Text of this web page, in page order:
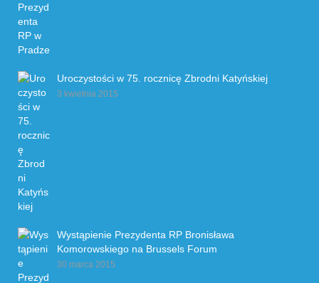
Uroczystości w 75. rocznicę Zbrodni Katyńskiej
3 kwietnia 2015
Wystąpienie Prezydenta RP Bronisława
Komorowskiego na Brussels Forum
30 marca 2015